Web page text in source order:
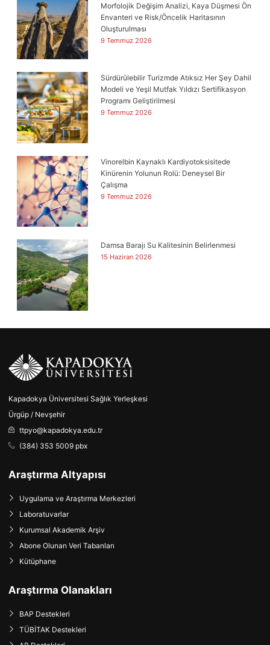
Morfolojik Değişim Analizi, Kaya Düşmesi Ön
Envanteri ve Risk/Öncelik Haritasının
Oluşturulması
9 Temmuz 2026
Sürdürülebilir Turizmde Atıksız Her Şey Dahil
Modeli ve Yeşil Mutfak Yıldızı Sertifikasyon
Programı Geliştirilmesi
9 Temmuz 2026
Vinorelbin Kaynaklı Kardiyotoksisitede
Kinürenin Yolunun Rolü: Deneysel Bir
Çalışma
9 Temmuz 2026
Damsa Barajı Su Kalitesinin Belirlenmesi
15 Haziran 2026
Kapadokya Üniversitesi Sağlık Yerleşkesi
Ürgüp / Nevşehir
ttpyo@kapadokya.edu.tr
(384) 353 5009 pbx
Araştırma Altyapısı
Uygulama ve Araştırma Merkezleri
Laboratuvarlar
Kurumsal Akademik Arşiv
Abone Olunan Veri Tabanları
Kütüphane
Araştırma Olanakları
BAP Destekleri
TÜBİTAK Destekleri